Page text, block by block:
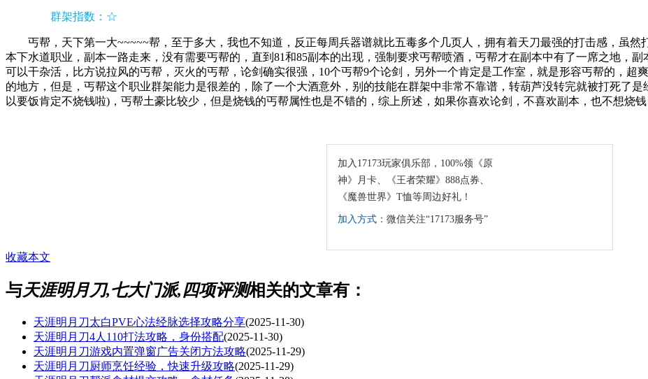
群架指数：☆
丐帮，天下第一大~~~~~帮，至于多大，我也不知道，反正每周兵器谱就比五毒多个几页人，拥有着天刀最强的打击感，虽
本下水道职业，副本一路走来，没有需要丐帮的，直到81和85副本的出现，强制要求丐帮喷酒，丐帮才在副本中有了一席之地，副
可以干杂活，比方说拉风的丐帮，灭火的丐帮，论剑确实很强，10个丐帮9个论剑，另外一个肯定是工作室，就是形容丐帮的，超
的地方，但是，丐帮这个职业群架能力是很差的，除了一个大酒意外，别的技能在群架中非常不靠谱，转葫芦没转完就被打死了
以要饭肯定不烧钱啦)，丐帮土豪比较少，但是烧钱的丐帮属性也是不错的，综上所述，如果你喜欢论剑，不喜欢副本，也不想烧钱
加入17173玩家俱乐部，100%领《原
神》月卡、《王者荣耀》888点券、
《魔兽世界》T恤等周边好礼！
加入方式： 微信关注“17173服务号”
收藏本文
与天涯明月刀,七大门派,四项评测相关的文章有：
天涯明月刀太白PVE心法经脉选择攻略分享(2025-11-30)
天涯明月刀4人110打法攻略，身份搭配(2025-11-30)
天涯明月刀游戏内置弹窗广告关闭方法攻略(2025-11-29)
天涯明月刀厨师烹饪经验，快速升级攻略(2025-11-29)